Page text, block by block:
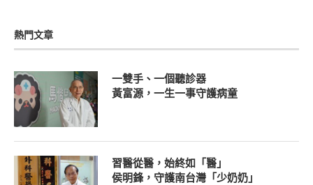
熱門文章
一雙手、一個聽診器
黃富源，一生一事守護病童
習醫從醫，始終如「醫」
侯明鋒，守護南台灣「少奶奶」